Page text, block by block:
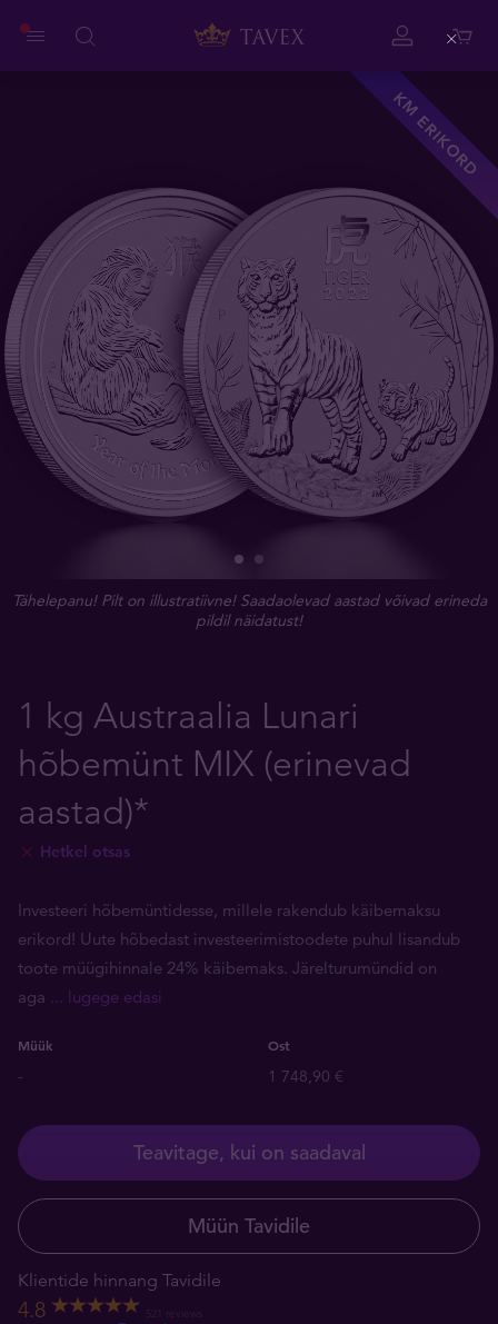
KM ERIKORD
Tähelepanu! Pilt on illustratiivne! Saadaolevad aastad võivad erineda
pildil näidatust!
1 kg Austraalia Lunari
hõbemünt MIX (erinevad
aastad)*
Hetkel otsas
Investeeri hõbemüntidesse, millele rakendub käibemaksu
erikord! Uute hõbedast investeerimistoodete puhul lisandub
toote müügihinnale 24% käibemaks. Järelturumündid on
aga ... lugege edasi
Müük Ost
- 1 748,90 €
Teavitage, kui on saadaval
Müün Tavidile
Klientide hinnang Tavidile
4.8
Close